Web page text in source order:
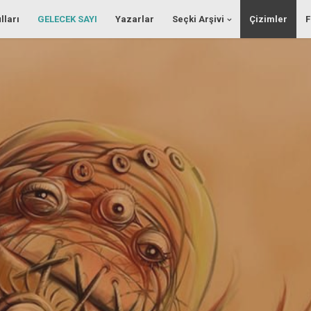
GELECEK SAYI Yazarlar Seçki Arşivi Çizimler